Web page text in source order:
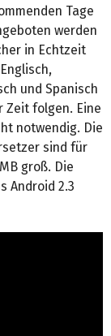
Tage
werden
in Echtzeit
und Spanisch
Zeit folgen. Eine
notwendig. Die
sind für
groß. Die
Android 2.3